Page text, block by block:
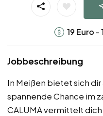
19 Euro -
Jobbeschreibung
In Meißen bietet sich
spannende Chance im
CALUMA vermittelt